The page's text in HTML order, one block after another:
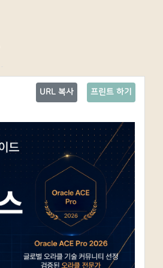
프린트 하기
URL 복사